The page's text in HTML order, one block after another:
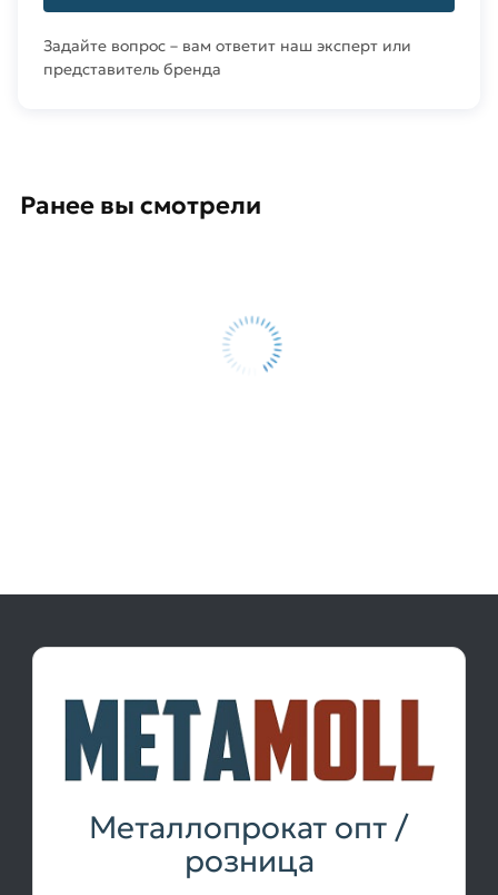
Задайте вопрос – вам ответит наш эксперт или
представитель бренда
Ранее вы смотрели
Металлопрокат опт /
розница